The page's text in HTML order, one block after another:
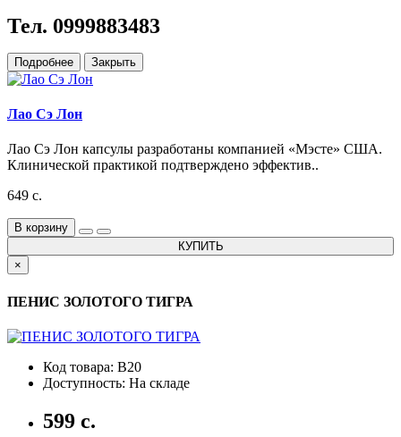
Тел. 0999883483
Подробнее Закрыть
Лао Сэ Лон
Лао Сэ Лон капсулы разработаны компанией «Мэсте» США.
Клинической практикой подтверждено эффектив..
649 с.
В корзину
КУПИТЬ
×
ПЕНИС ЗОЛОТОГО ТИГРА
Код товара: B20
Доступность: На складе
599 с.